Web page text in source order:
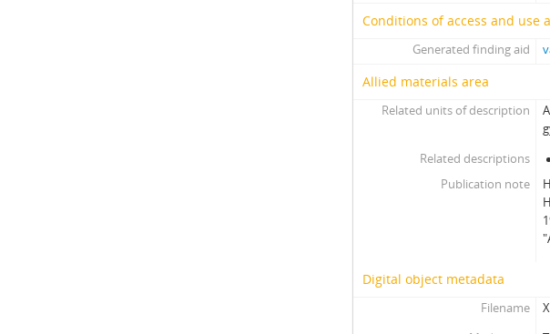
Conditions of access and use
Generated finding aid
Allied materials area
Related units of description
Related descriptions
Publication note
Digital object metadata
Filename